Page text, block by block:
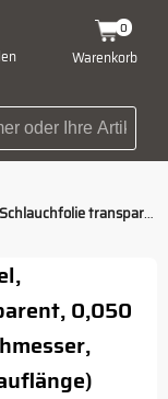
Warenkorb
0
oder
LDPE Schlauchfolie transparent 400 mm x 500 m
0,050